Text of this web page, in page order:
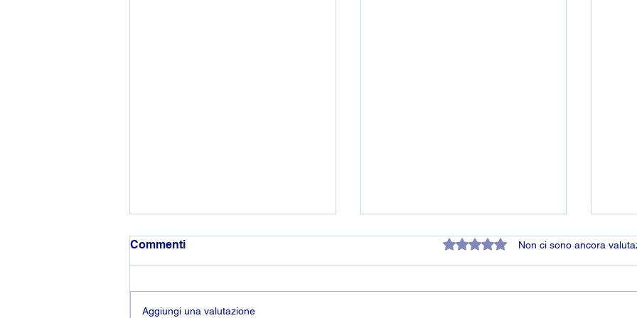
Commenti Valutazione 0 stelle su 5.
Non ci sono ancora
Aggiungi una valutazione